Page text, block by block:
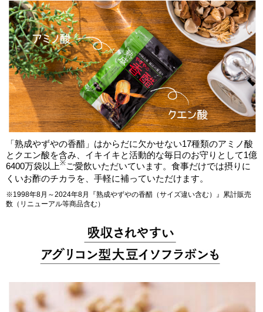
「熟成やずやの香醋」はからだに欠かせない17種類のアミノ酸
とクエン酸を含み、イキイキと活動的な毎日のお守りとして1億
6400万袋以上※ご愛飲いただいています。食事だけでは摂りに
くいお酢のチカラを、手軽に補っていただけます。
※1998年8月～2024年8月『熟成やずやの香醋（サイズ違い含む）』累計販売
数（リニューアル等商品含む）